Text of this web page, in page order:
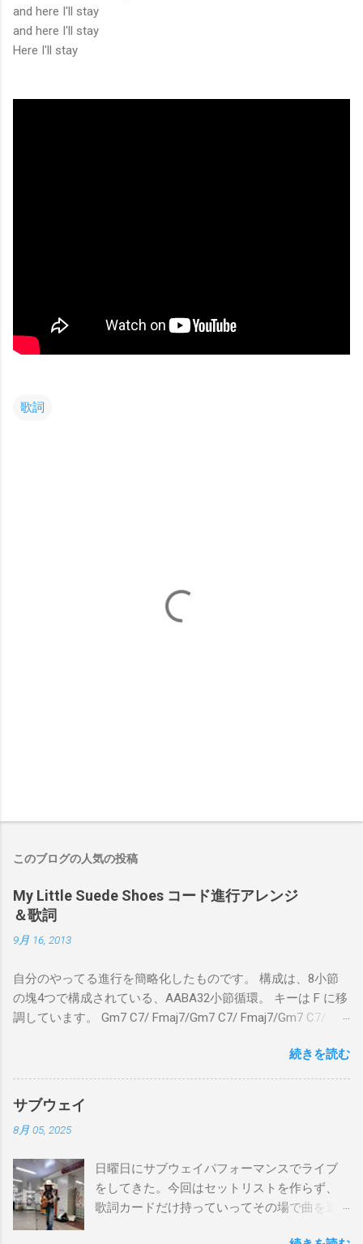
and here I'll stay
and here I'll stay
Here I'll stay
歌詞
このブログの人気の投稿
My Little Suede Shoes コード進行アレンジ
＆歌詞
9月 16, 2013
自分のやってる進行を簡略化したものです。 構成は、8小節
の塊4つで構成されている、AABA32小節循環。 キーは F に移
調しています。 Gm7 C7/ Fmaj7/Gm7 C7/ Fmaj7/Gm7 C7/
Fmaj7/Gm7 C7/ Am7 D7/Gm7 C7/ Fmaj7/ Bbmaj7/Am7
Abm7/Gm7 C7/Fmaj7/Bbmaj7/Am7 Abm7/Gm7 C7/Fmaj7/
Gm7 C7/ Fmaj7/Gm7 C7/ Fmaj7/Gm7 C7/ Am7 D7/Gm7 C7/
Fmaj7/ Gm7 C7 Fmaj7 僕のスエードシューズ Gm7
C7 Fmaj7 黒いスエードシューズ Gm7 C7 Am
のも一緒さ Gm7 C7 Fmaj7 僕のスウェードシューズ
Gm7 C7 Fmaj7 先の尖ったシューズ Gm7 C7
Am7 とてもカッコいいのさ D7 Gm7 C7 Fmaj7 いつも気分
最高 Bbmaj7 Am7 Abm7 こい...
続きを読む
サブウェイ
8月 05, 2025
日曜日にサブウェイパフォーマンスでライブ
をしてきた。今回はセットリストを作らず、
歌詞カードだけ持っていってその場で曲を選